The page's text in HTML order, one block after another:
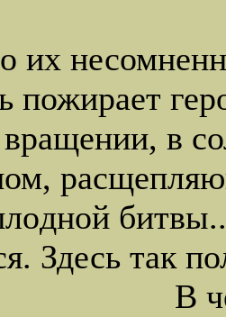
их
пожирает
вращении, в
Здесь так